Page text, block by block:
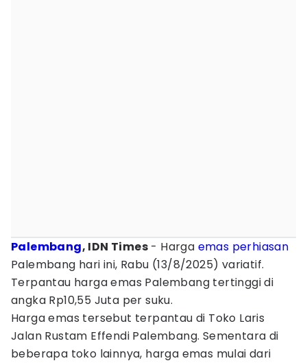
Palembang, IDN Times - Harga emas perhiasan
Palembang hari ini, Rabu (13/8/2025) variatif.
Terpantau harga emas Palembang tertinggi di
angka Rp10,55 Juta per suku.
Harga emas tersebut terpantau di Toko Laris
Jalan Rustam Effendi Palembang. Sementara di
beberapa toko lainnya, harga emas mulai dari